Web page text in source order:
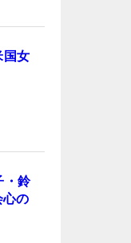
女
・鈴
の